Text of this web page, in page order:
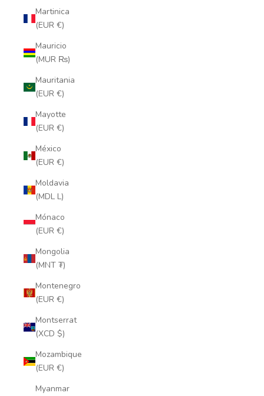
Martinica
(EUR €)
Mauricio
(MUR ₨)
Mauritania
(EUR €)
Mayotte
(EUR €)
México
(EUR €)
Moldavia
(MDL L)
Mónaco
(EUR €)
Mongolia
(MNT ₮)
Montenegro
(EUR €)
Montserrat
(XCD $)
Mozambique
(EUR €)
Myanmar